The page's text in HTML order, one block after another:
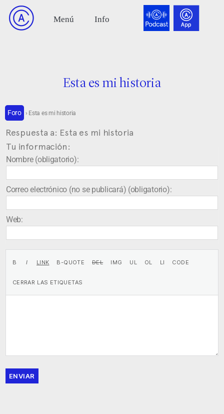
Esta es mi historia
Foro › Esta es mi historia
Respuesta a: Esta es mi historia
Tu información:
Nombre (obligatorio):
Correo electrónico (no se publicará) (obligatorio):
Web:
ENVIAR